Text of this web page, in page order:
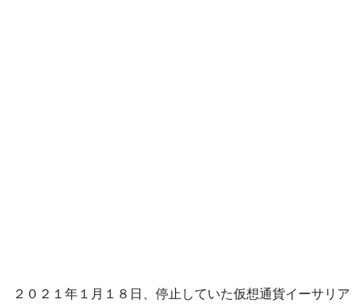
２０２１年１月１８日、停止していた仮想通貨イーサリア